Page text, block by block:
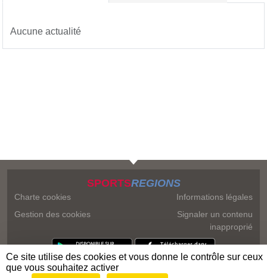
Aucune actualité
SPORTSREGIONS
Charte cookies
Gestion des cookies
Informations légales
Signaler un contenu
inapproprié
Ce site utilise des cookies et vous donne le contrôle sur ceux
que vous souhaitez activer